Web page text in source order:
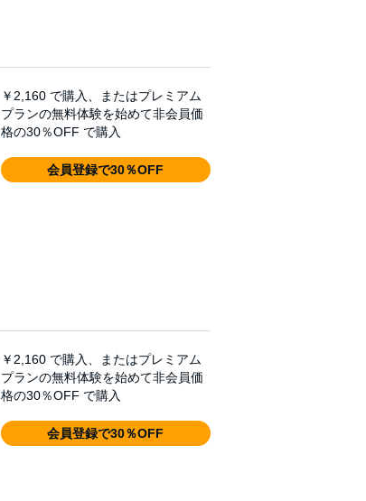
￥2,160 で購入、またはプレミアム
プランの無料体験を始めて非会員価
格の30％OFF で購入
会員登録で30％OFF
￥2,160 で購入、またはプレミアム
プランの無料体験を始めて非会員価
格の30％OFF で購入
会員登録で30％OFF